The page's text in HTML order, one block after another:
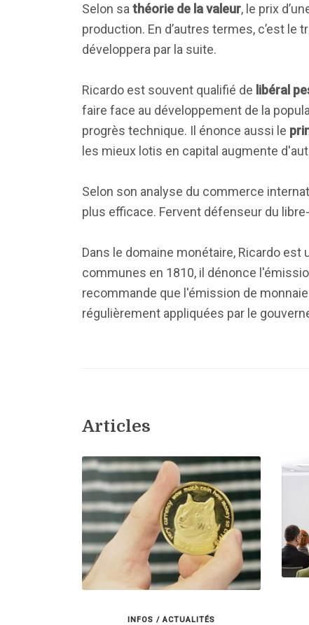
Selon sa théorie de la valeur, le prix
production. En d’autres termes, c’est le
développera par la suite.
Ricardo est souvent qualifié de libéral
faire face au développement de la
progrès technique. Il énonce aussi le
les mieux lotis en capital augmente
Selon son analyse du commerce
plus efficace. Fervent défenseur du
Dans le domaine monétaire, Ricardo est
communes en 1810, il dénonce
recommande que l'émission de
régulièrement appliquées par le
Articles
INFOS / ACTUALITÉS